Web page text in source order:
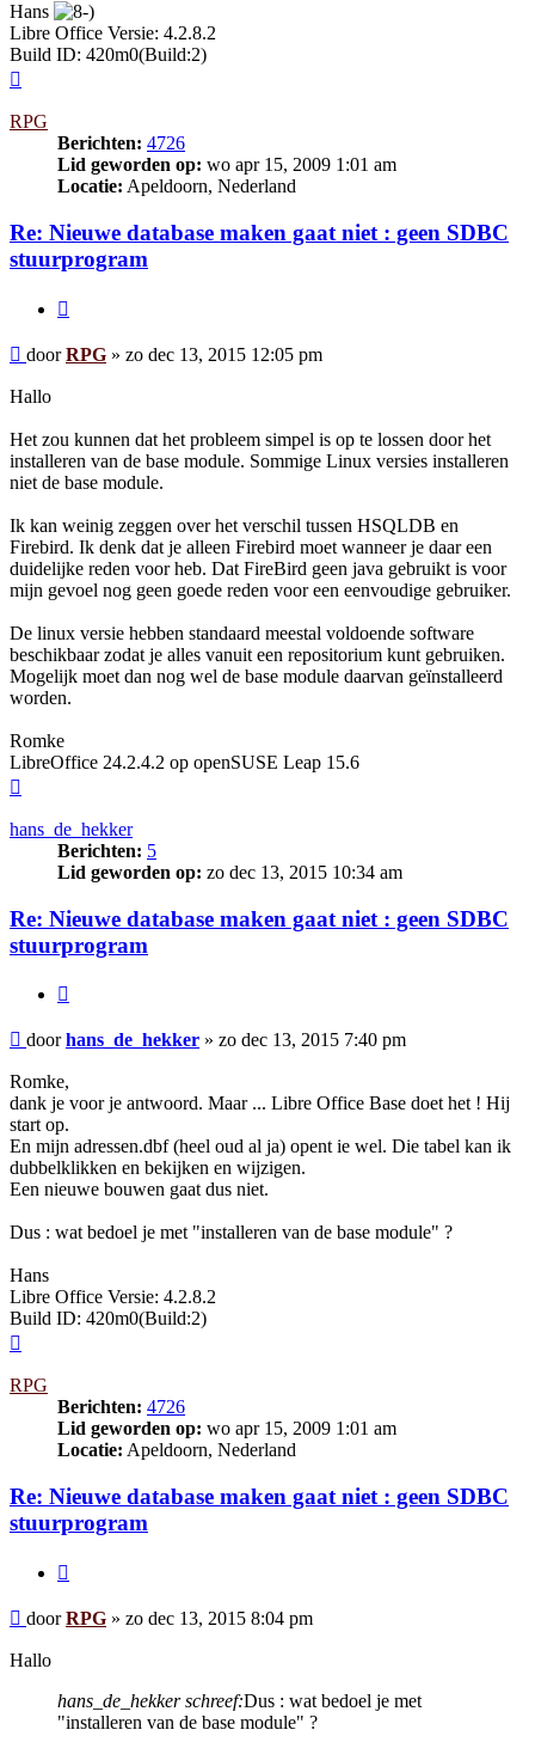
Hans
Libre Office Versie: 4.2.8.2
Build ID: 420m0(Build:2)
RPG
Berichten: 4726
Lid geworden op: wo apr 15, 2009 1:01 am
Locatie: Apeldoorn, Nederland
Re: Nieuwe database maken gaat niet : geen SDBC
stuurprogram
Bericht
doorRPG » zo dec 13, 2015 12:05 pm
Hallo
Het zou kunnen dat het probleem simpel is op te lossen door het
installeren van de base module. Sommige Linux versies installeren
niet de base module.
Ik kan weinig zeggen over het verschil tussen HSQLDB en
Firebird. Ik denk dat je alleen Firebird moet wanneer je daar een
duidelijke reden voor heb. Dat FireBird geen java gebruikt is voor
mijn gevoel nog geen goede reden voor een eenvoudige gebruiker.
De linux versie hebben standaard meestal voldoende software
beschikbaar zodat je alles vanuit een repositorium kunt gebruiken.
Mogelijk moet dan nog wel de base module daarvan geïnstalleerd
worden.
Romke
LibreOffice 24.2.4.2 op openSUSE Leap 15.6
hans_de_hekker
Berichten: 5
Lid geworden op: zo dec 13, 2015 10:34 am
Re: Nieuwe database maken gaat niet : geen SDBC
stuurprogram
Bericht
doorhans_de_hekker » zo dec 13, 2015 7:40 pm
Romke,
dank je voor je antwoord. Maar ... Libre Office Base doet het ! Hij
start op.
En mijn adressen.dbf (heel oud al ja) opent ie wel. Die tabel kan ik
dubbelklikken en bekijken en wijzigen.
Een nieuwe bouwen gaat dus niet.
Dus : wat bedoel je met "installeren van de base module" ?
Hans
Libre Office Versie: 4.2.8.2
Build ID: 420m0(Build:2)
RPG
Berichten: 4726
Lid geworden op: wo apr 15, 2009 1:01 am
Locatie: Apeldoorn, Nederland
Re: Nieuwe database maken gaat niet : geen SDBC
stuurprogram
Bericht
doorRPG » zo dec 13, 2015 8:04 pm
Hallo
hans_de_hekker schreef:Dus : wat bedoel je met
"installeren van de base module" ?